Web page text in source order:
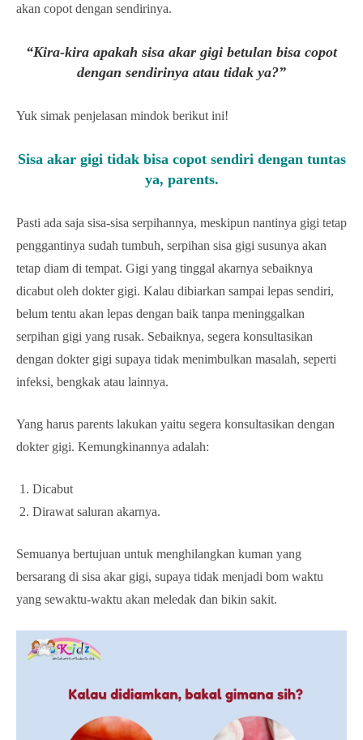
akan copot dengan sendirinya.
“Kira-kira apakah sisa akar gigi betulan bisa copot
dengan sendirinya atau tidak ya?”
Yuk simak penjelasan mindok berikut ini!
Sisa akar gigi tidak bisa copot sendiri dengan tuntas
ya, parents.
Pasti ada saja sisa-sisa serpihannya, meskipun nantinya gigi tetap
penggantinya sudah tumbuh, serpihan sisa gigi susunya akan
tetap diam di tempat. Gigi yang tinggal akarnya sebaiknya
dicabut oleh dokter gigi. Kalau dibiarkan sampai lepas sendiri,
belum tentu akan lepas dengan baik tanpa meninggalkan
serpihan gigi yang rusak. Sebaiknya, segera konsultasikan
dengan dokter gigi supaya tidak menimbulkan masalah, seperti
infeksi, bengkak atau lainnya.
Yang harus parents lakukan yaitu segera konsultasikan dengan
dokter gigi. Kemungkinannya adalah:
Dicabut
Dirawat saluran akarnya.
Semuanya bertujuan untuk menghilangkan kuman yang
bersarang di sisa akar gigi, supaya tidak menjadi bom waktu
yang sewaktu-waktu akan meledak dan bikin sakit.